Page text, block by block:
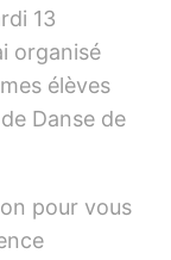
13
organisé
élèves
Danse de
pour vous